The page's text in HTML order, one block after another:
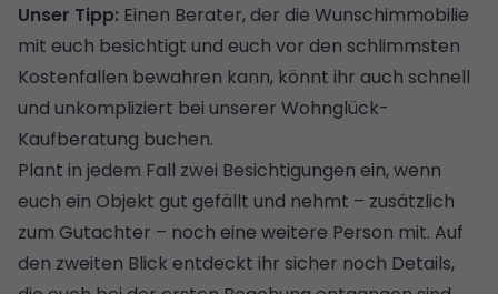
Unser Tipp: Einen Berater, der die Wunschimmobilie
mit euch besichtigt und euch vor den schlimmsten
Kostenfallen bewahren kann, könnt ihr auch schnell
und unkompliziert bei unserer Wohnglück-
Kaufberatung buchen.
Plant in jedem Fall zwei Besichtigungen ein, wenn
euch ein Objekt gut gefällt und nehmt – zusätzlich
zum Gutachter – noch eine weitere Person mit. Auf
den zweiten Blick entdeckt ihr sicher noch Details,